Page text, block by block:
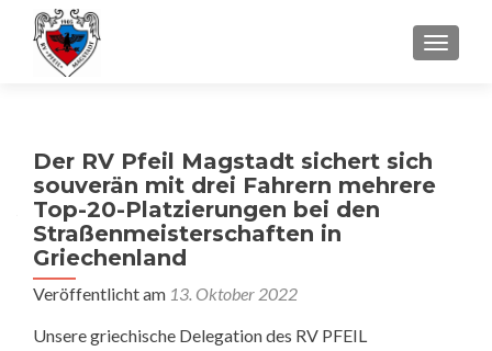
Der RV Pfeil Magstadt sichert sich
souverän mit drei Fahrern mehrere
Top-20-Platzierungen bei den
Straßenmeisterschaften in
Griechenland
Veröffentlicht am 13. Oktober 2022
Unsere griechische Delegation des RV PFEIL